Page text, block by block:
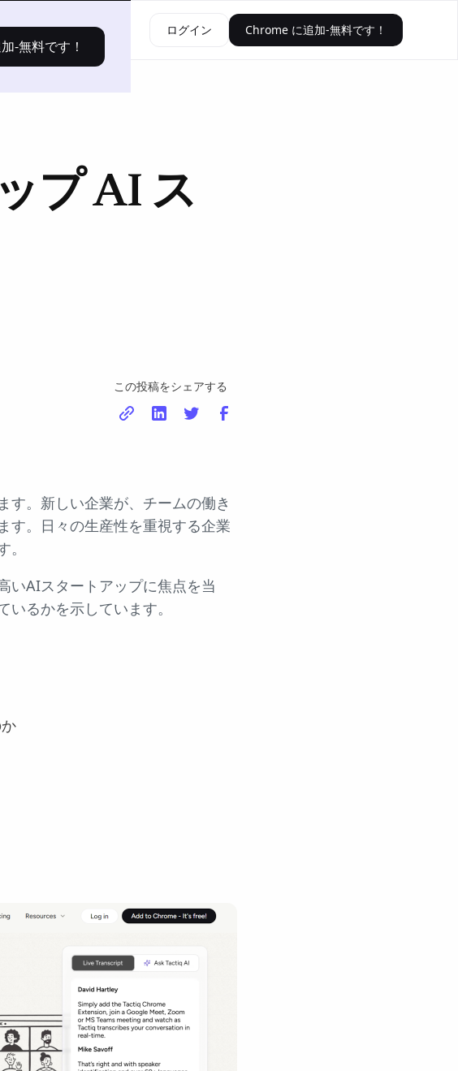
-無料です！
価格設定 資源 ログイン Chrome に追加-無料です！
プ AI ス
この投稿をシェアする
す。新しい企業が、チームの働き
す。日々の生産性を重視する企業
いAIスタートアップに焦点を当
るかを示しています。